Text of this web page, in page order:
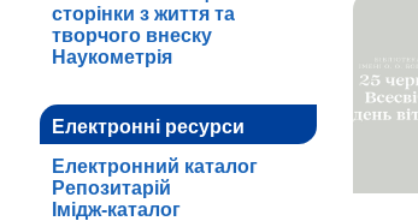
сторінки з життя та
творчого внеску
Наукометрія
Електронні ресурси
Електронний каталог
Репозитарій
Імідж-каталог